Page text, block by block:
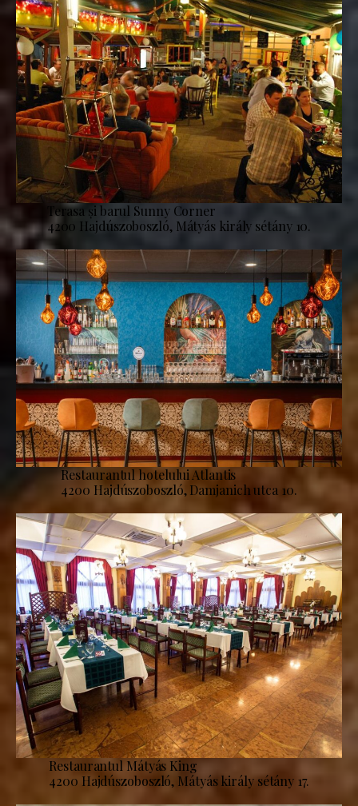
Terasa și barul Sunny Corner
4200 Hajdúszoboszló, Mátyás király sétány 10.
Restaurantul hotelului Atlantis
4200 Hajdúszoboszló, Damjanich utca 10.
Restaurantul Mátyás King
4200 Hajdúszoboszló, Mátyás király sétány 17.